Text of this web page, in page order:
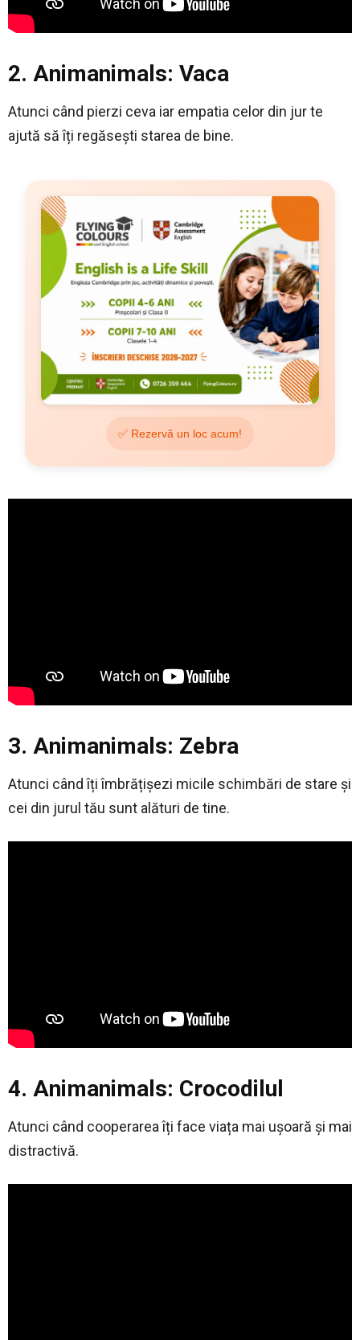
2. Animanimals: Vaca
Atunci când pierzi ceva iar empatia celor din jur te
ajută să îți regăsești starea de bine.
✅ Rezervă un loc acum!
3. Animanimals: Zebra
Atunci când îți îmbrățișezi micile schimbări de stare și
cei din jurul tău sunt alături de tine.
4. Animanimals: Crocodilul
Atunci când cooperarea îți face viața mai ușoară și mai
distractivă.